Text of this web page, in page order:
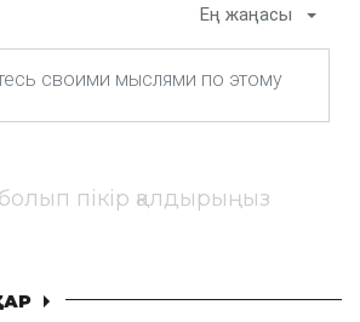
Ең жаңасы
пікір қалдырыңыз